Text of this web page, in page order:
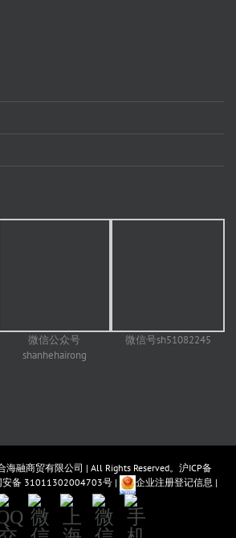
微信公众号
shanhehairong
微信号sh51082245
海融商贸有限公司 | All Rights Reserved。 沪ICP备
安备 31011302004703号| 企业注册登记信息 |
QQ
交
微
信
上
海
微
信
手
机